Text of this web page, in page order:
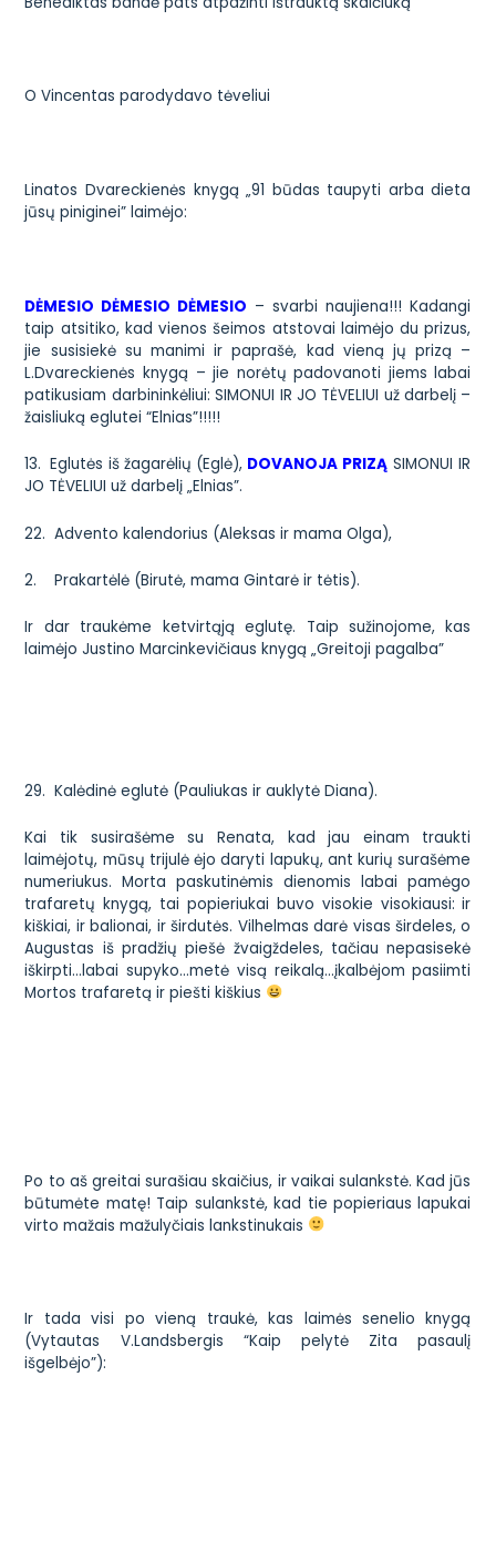
O Vincentas parodydavo tėveliui
Linatos Dvareckienės knygą „91 būdas taupyti arba dieta
jūsų piniginei” laimėjo:
DĖMESIO DĖMESIO DĖMESIO – svarbi naujiena!!! Kadangi
taip atsitiko, kad vienos šeimos atstovai laimėjo du prizus,
jie susisiekė su manimi ir paprašė, kad vieną jų prizą –
L.Dvareckienės knygą – jie norėtų padovanoti jiems labai
patikusiam darbininkėliui: SIMONUI IR JO TĖVELIUI už darbelį –
žaisliuką eglutei “Elnias”!!!!!
13.Eglutės iš žagarėlių (Eglė), DOVANOJA PRIZĄ SIMONUI IR
JO TĖVELIUI už darbelį „Elnias”.
22.Advento kalendorius (Aleksas ir mama Olga),
2.Prakartėlė (Birutė, mama Gintarė ir tėtis).
Ir dar traukėme ketvirtąją eglutę. Taip sužinojome, kas
laimėjoJustino Marcinkevičiaus knygą „Greitoji pagalba”
29.Kalėdinė eglutė (Pauliukas ir auklytė Diana).
Kai tik susirašėme su Renata, kad jau einam traukti
laimėjotų, mūsų trijulė ėjo daryti lapukų, ant kurių surašėme
numeriukus. Morta paskutinėmis dienomis labai pamėgo
trafaretų knygą, tai popieriukai buvo visokie visokiausi: ir
kiškiai, ir balionai, ir širdutės. Vilhelmas darė visas širdeles, o
Augustas iš pradžių piešė žvaigždeles, tačiau nepasisekė
iškirpti…labai supyko…metė visą reikalą…įkalbėjom pasiimti
Mortos trafaretą ir piešti kiškius
Po to aš greitai surašiau skaičius, ir vaikai sulankstė. Kad jūs
būtumėte matę! Taip sulankstė, kad tie popieriaus lapukai
virto mažais mažulyčiais lankstinukais
Ir tada visi po vieną traukė, kas laimės senelio knygą
(Vytautas V.Landsbergis “Kaip pelytė Zita pasaulį
išgelbėjo”):